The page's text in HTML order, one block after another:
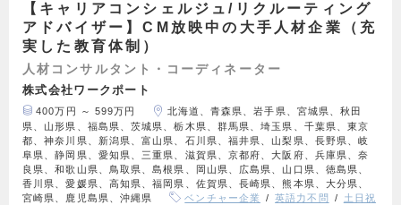
【キャリアコンシェルジュ/リクルーティング
アドバイザー】CM放映中の大手人材企業（充
実した教育体制）
人材コンサルタント・コーディネーター
株式会社ワークポート
400万円 ～ 599万円
北海道、青森県、岩手県、宮城県、秋田
県、山形県、福島県、茨城県、栃木県、群馬県、埼玉県、千葉県、東京
都、神奈川県、新潟県、富山県、石川県、福井県、山梨県、長野県、岐
阜県、静岡県、愛知県、三重県、滋賀県、京都府、大阪府、兵庫県、奈
良県、和歌山県、鳥取県、島根県、岡山県、広島県、山口県、徳島県、
香川県、愛媛県、高知県、福岡県、佐賀県、長崎県、熊本県、大分県、
宮崎県、鹿児島県、沖縄県
ベンチャー企業 英語力不問
土日祝